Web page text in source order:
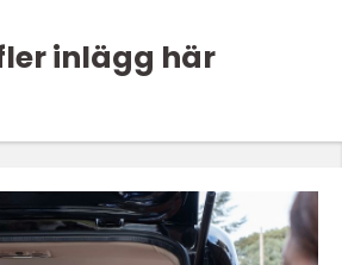
inlägg här